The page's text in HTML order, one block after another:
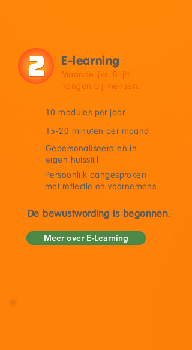
E-learning
Maandelijks. Blijft
hangen bij mensen.
10 modules per jaar
15-20 minuten per maand
Gepersonaliseerd en in
eigen huisstijl
Persoonlijk aangesproken
met reflectie en voornemens
De bewustwording is begonnen.
Meer over E-Learning